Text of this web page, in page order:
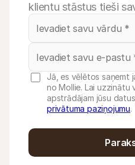
klientu stāstus tieši
Jā, es vēlētos saņemt
no Mollie. Lai uzzinātu
apstrādājam jūsu
privātuma paziņojumu.